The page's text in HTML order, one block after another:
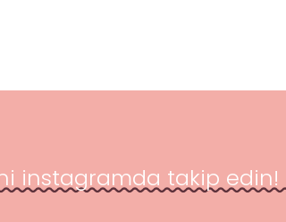
instagramda takip edin!